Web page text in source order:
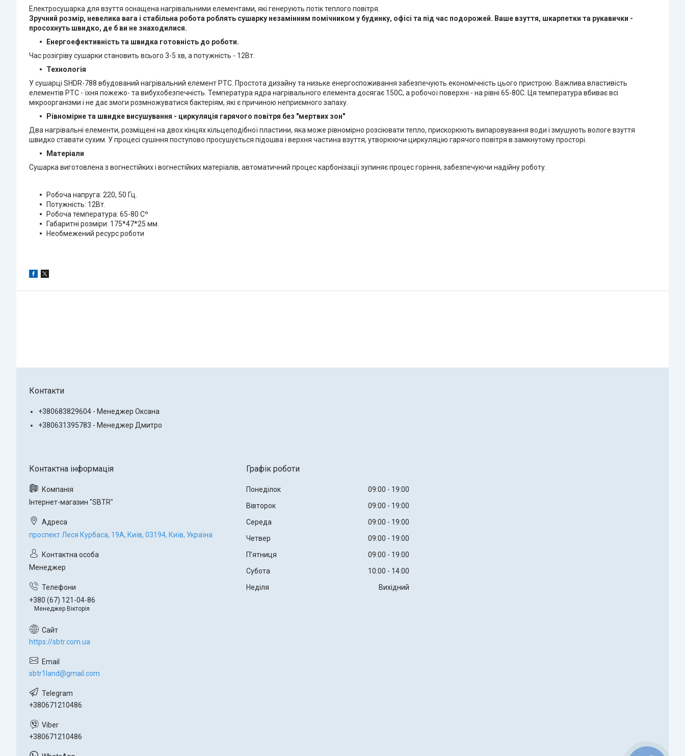
Електросушарка для взуття оснащена нагрівальними елементами, які генерують потік теплого повітря.
Зручний розмір, невелика вага і стабільна робота роблять сушарку незамінним помічником у будинку, офісі та під час подорожей. Ваше взуття, шкарпетки та рукавички -
просохнуть швидко, де б ви не знаходилися.
Енергоефективність та швидка готовність до роботи.
Час розігріву сушарки становить всього 3-5 хв, а потужність - 12Вт.
Технологія
У сушарці SHDR-788 вбудований нагрівальний елемент PTC. Простота дизайну та низьке енергоспоживання забезпечують економічність цього пристрою. Важлива властивість
елементів PTC - їхня пожежо- та вибухобезпечність. Температура ядра нагрівального елемента досягає 150C, а робочої поверхні - на рівні 65-80C. Ця температура вбиває всі
мікроорганізми і не дає змоги розмножуватися бактеріям, які є причиною неприємного запаху.
Рівномірне та швидке висушування - циркуляція гарячого повітря без "мертвих зон"
Два нагрівальні елементи, розміщені на двох кінцях кільцеподібної пластини, яка може рівномірно розсіювати тепло, прискорюють випаровування води і змушують вологе взуття
швидко ставати сухим. У процесі сушіння поступово просушується підошва і верхня частина взуття, утворюючи циркуляцію гарячого повітря в замкнутому просторі.
Матеріали
Сушарка виготовлена з вогнестійких і вогнестійких матеріалів, автоматичний процес карбонізації зупиняє процес горіння, забезпечуючи надійну роботу.
Робоча напруга: 220, 50 Гц.
Потужність: 12Вт.
Робоча температура: 65-80 Сº
Габаритні розміри: 175*47*25 мм.
Необмежений ресурс роботи
Контакти
+380683829604 - Менеджер Оксана
+380631395783 - Менеджер Дмитро
Інтернет-магазин "SBTR"
проспект Леся Курбаса, 19А, Київ, 03194, Київ, Україна
Менеджер
+380 (67) 121-04-86
Менеджер Вікторія
https://sbtr.com.ua
sbtr1land@gmail.com
+380671210486
+380671210486
Графік роботи
Понеділок 09:00
19:00
Вівторок
09:00
19:00
Середа
09:00
19:00
Четвер
09:00
19:00
Пʼятниця
09:00
19:00
Субота
10:00
14:00
Неділя
Вихідний